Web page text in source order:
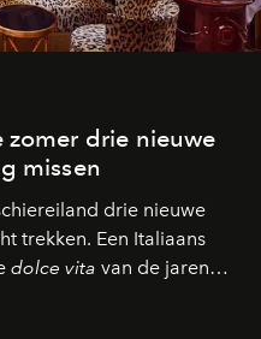
zomer drie nieuwe
missen
drie nieuwe
trekken. Een Italiaans
dolce vita van de jaren
na zonsondergang
en de